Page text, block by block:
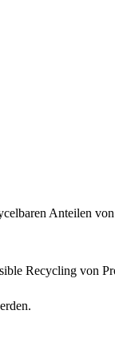
Anteilen
Recycling von